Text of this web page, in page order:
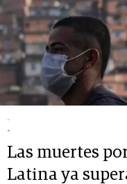
-
-
Las muertes
Latina ya